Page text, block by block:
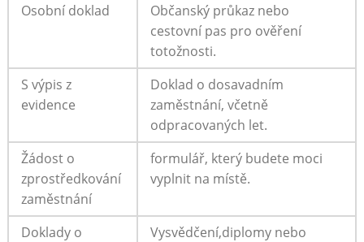
Osobní doklad
Občanský průkaz‍ nebo
cestovní ​pas pro ověření
totožnosti.
S výpis ​z
evidence
Doklad o dosavadním
zaměstnání, včetně
odpracovaných ⁢let.
Žádost o
‍zprostředkování‌
zaměstnání
formulář, který ​budete moci
vyplnit ​na místě.
Doklady o
Vysvědčení,diplomy⁢ nebo